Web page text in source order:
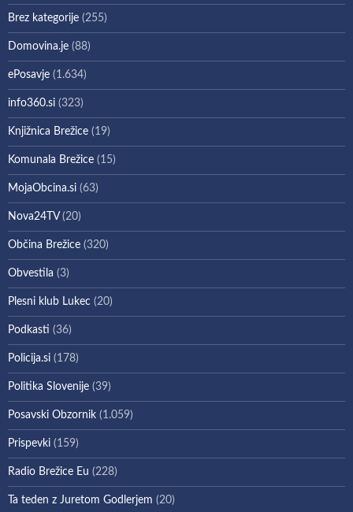
Brez kategorije (255)
Domovina.je (88)
ePosavje (1.634)
info360.si (323)
Knjižnica Brežice (19)
Komunala Brežice (15)
MojaObcina.si (63)
Nova24TV(20)
Občina Brežice (320)
Obvestila (3)
Plesni klub Lukec (20)
Podkasti (36)
Policija.si (178)
Politika Slovenije (39)
Posavski Obzornik (1.059)
Prispevki (159)
Radio Brežice Eu (228)
Ta teden z Juretom Godlerjem (20)